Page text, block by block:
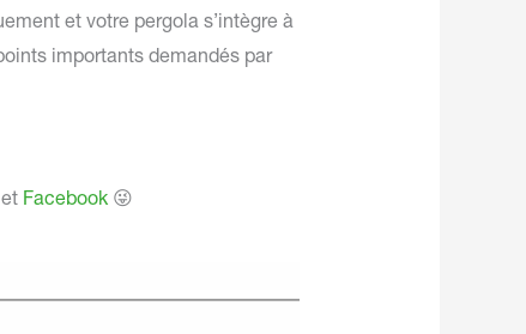
et votre pergola s’intègre à
importants demandés par
Facebook😜